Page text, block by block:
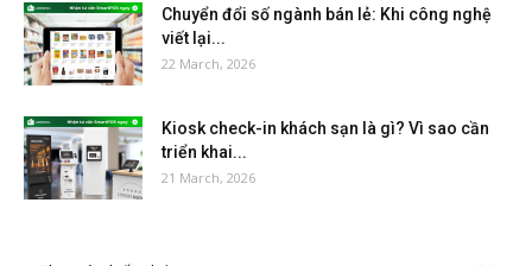
Chuyển đổi số ngành bán lẻ: Khi công nghệ
viết lại...
22 March, 2026
Kiosk check-in khách sạn là gì? Vì sao cần
triển khai...
21 March, 2026